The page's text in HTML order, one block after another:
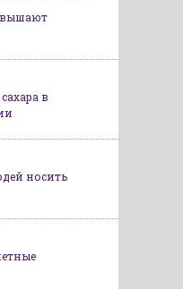
в
носить